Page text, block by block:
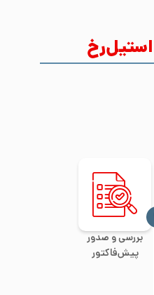
استیل‌رخ
بررسی و صدور
پیش‌فاکتور